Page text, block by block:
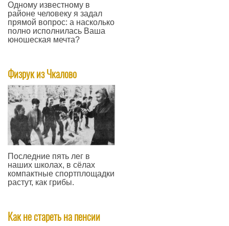
Одному известному в
районе человеку я задал
прямой вопрос: а насколько
полно исполнилась Ваша
юношеская мечта?
Физрук из Чкалово
Последние пять лег в
наших школах, в сёлах
компактные спортплощадки
растут, как грибы.
Как не стареть на пенсии